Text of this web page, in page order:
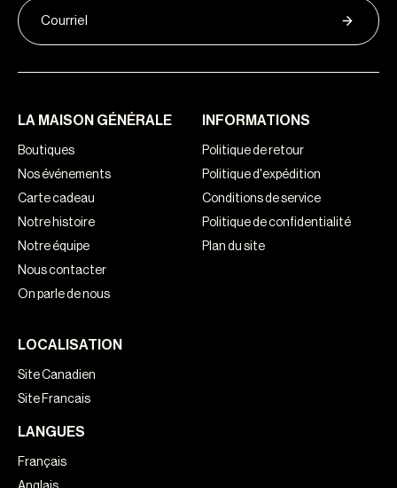
LA MAISON GÉNÉRALE
Boutiques
Nos événements
Carte cadeau
Notre histoire
Notre équipe
Nous contacter
On parle de nous
INFORMATIONS
Politique de retour
Politique d'expédition
Conditions de service
Politique de confidentialité
Plan du site
LOCALISATION
Site Canadien
Site Francais
LANGUES
Français